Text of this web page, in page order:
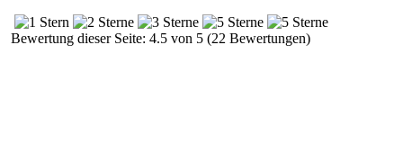
Bewertung dieser Seite: 4.5 von 5 (22 Bewertungen)